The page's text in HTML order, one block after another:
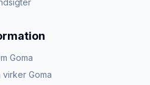
Goma
virker Goma